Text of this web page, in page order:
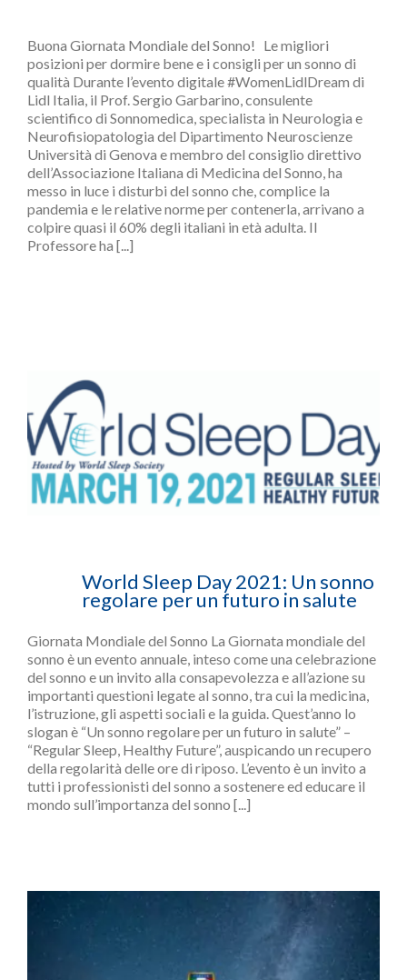
Buona Giornata Mondiale del Sonno! Le migliori
posizioni per dormire bene e i consigli per un sonno di
qualità Durante l’evento digitale #WomenLidlDream di
Lidl Italia, il Prof. Sergio Garbarino, consulente
scientifico di Sonnomedica, specialista in Neurologia e
Neurofisiopatologia del Dipartimento Neuroscienze
Università di Genova e membro del consiglio direttivo
dell’Associazione Italiana di Medicina del Sonno, ha
messo in luce i disturbi del sonno che, complice la
pandemia e le relative norme per contenerla, arrivano a
colpire quasi il 60% degli italiani in età adulta. Il
Professore ha [...]
World Sleep Day 2021: Un sonno
regolare per un futuro in salute
Giornata Mondiale del Sonno La Giornata mondiale del
sonno è un evento annuale, inteso come una celebrazione
del sonno e un invito alla consapevolezza e all’azione su
importanti questioni legate al sonno, tra cui la medicina,
l’istruzione, gli aspetti sociali e la guida. Quest’anno lo
slogan è “Un sonno regolare per un futuro in salute” –
“Regular Sleep, Healthy Future”, auspicando un recupero
della regolarità delle ore di riposo. L’evento è un invito a
tutti i professionisti del sonno a sostenere ed educare il
mondo sull’importanza del sonno [...]